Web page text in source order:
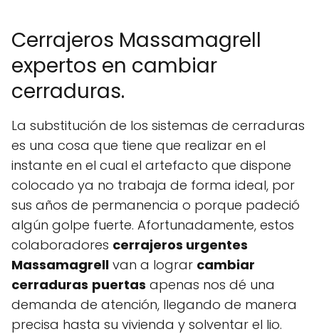
Cerrajeros Massamagrell
expertos en cambiar
cerraduras.
La substitución de los sistemas de cerraduras
es una cosa que tiene que realizar en el
instante en el cual el artefacto que dispone
colocado ya no trabaja de forma ideal, por
sus años de permanencia o porque padeció
algún golpe fuerte. Afortunadamente, estos
colaboradores cerrajeros urgentes
Massamagrell van a lograr cambiar
cerraduras puertas apenas nos dé una
demanda de atención, llegando de manera
precisa hasta su vivienda y solventar el lio.